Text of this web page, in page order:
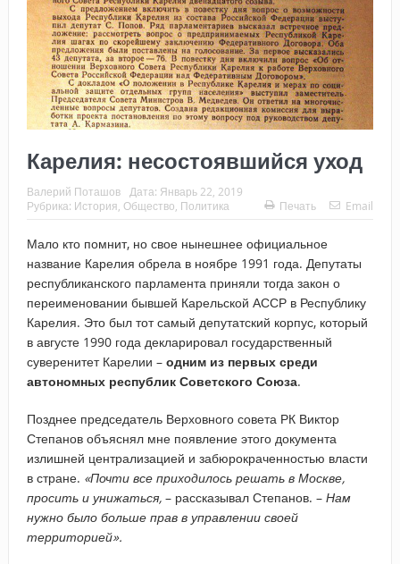
Карелия: несостоявшийся уход
Валерий Поташов Дата: Январь 22, 2019
Рубрика: История Общество Политика Печать Email
Мало кто помнит, но свое нынешнее официальное
название Карелия обрела в ноябре 1991 года. Депутаты
республиканского парламента приняли тогда закон о
переименовании бывшей Карельской АССР в Республику
Карелия. Это был тот самый депутатский корпус, который
в августе 1990 года декларировал государственный
суверенитет Карелии – одним из первых среди
автономных республик Советского Союза.
Позднее председатель Верховного совета РК Виктор
Степанов объяснял мне появление этого документа
излишней централизацией и забюрокраченностью власти
в стране. «Почти все приходилось решать в Москве,
просить и унижаться,– рассказывал Степанов. – Нам
нужно было больше прав в управлении своей
территорией».